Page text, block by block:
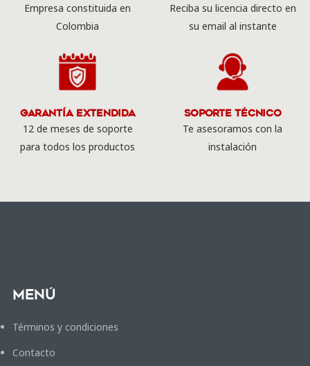
Empresa constituida en
Colombia
Reciba su licencia directo en
su email al instante
Garantía Extendida
12 de meses de soporte
para todos los productos
Soporte Técnico
Te asesoramos con la
instalación
Menú
Términos y condiciones
Contacto